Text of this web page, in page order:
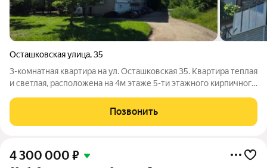
Осташковская улица,35
3-комнатная квартира на ул. Осташковская 35. Квартира теплая
и светлая, расположена на 4м этаже 5-ти этажного кирпичного
дворе с детской площадкой и местом для авто, в отдалении от
автодороги. В
Позвонить
4 300 000 ₽